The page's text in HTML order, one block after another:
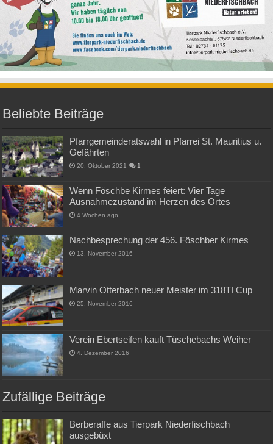
Beliebte Beiträge
Pfarrgemeinderatswahl in Pfarrei St. Mauritius u.
Gefährten
20. Oktober 2021 1
Wenn Föschbe Kirmes feiert: Vier Tage
Ausnahmezustand im Herzen des Ortes
4 Wochen ago
Nachbesprechung der 456. Föschber Kirmes
13. November 2016
Marvin Otterbach neuer Meister im 318TI Cup
25. November 2016
Verein Ebertseifen kauft Tüschebachs Weiher
4. Dezember 2016
Zufällige Beiträge
Berberaffe aus Tierpark Niederfischbach
ausgebüxt